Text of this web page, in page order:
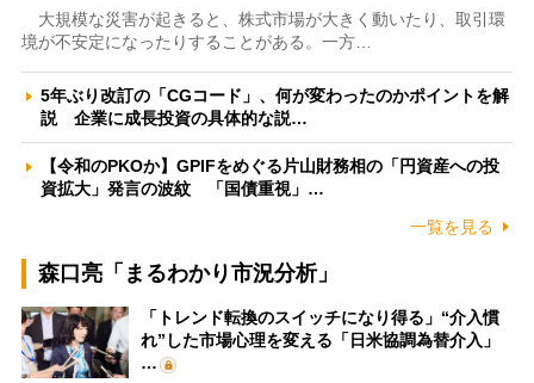
大規模な災害が起きると、株式市場が大きく動いたり、取引環
境が不安定になったりすることがある。一方…
5年ぶり改訂の「CGコード」、何が変わったのかポイントを解
説 企業に成長投資の具体的な説…
【令和のPKOか】GPIFをめぐる片山財務相の「円資産への投
資拡大」発言の波紋 「国債重視」…
一覧を見る
森口亮「まるわかり市況分析」
「トレンド転換のスイッチになり得る」“介入慣
れ”した市場心理を変える「日米協調為替介入」
…